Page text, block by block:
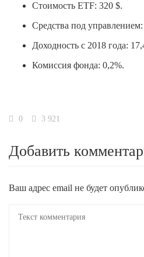
Стоимость ETF: 320 $.
Средства под
Доходность с 2018 года:
Комиссия фонда: 0,2%.
0 3 921
Добавить
Ваш адрес email не будет